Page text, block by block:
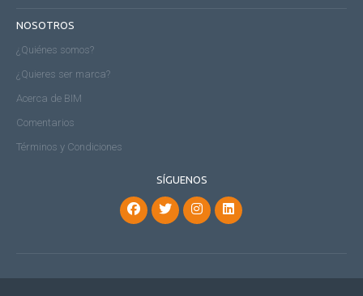
NOSOTROS
¿Quiénes somos?
¿Quieres ser marca?
Acerca de BIM
Comentarios
Términos y Condiciones
SÍGUENOS